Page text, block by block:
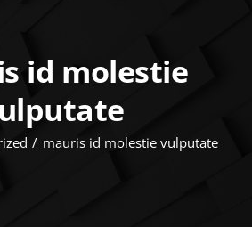
id molestie
mauris id molestie vulputate